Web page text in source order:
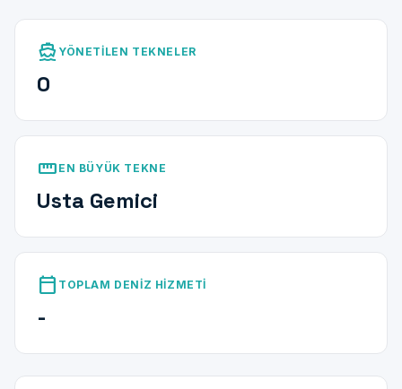
directions_boat YÖNETILEN TEKNELER
0
straighten EN BÜYÜK TEKNE
Usta Gemici
calendar_today TOPLAM DENIZ HIZMETI
-